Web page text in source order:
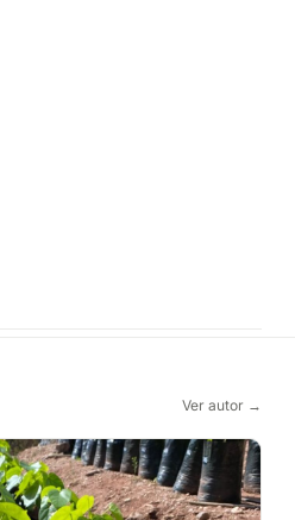
Ver autor →